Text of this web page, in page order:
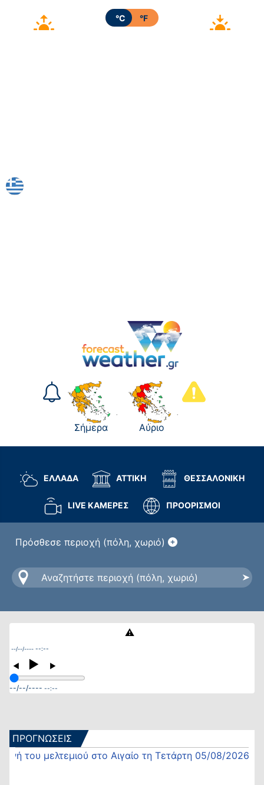
°C °F
Σήμερα Αύριο
ΕΛΛΑΔΑ ΑΤΤΙΚΗ ΘΕΣΣΑΛΟΝΙΚΗ
LIVE ΚΑΜΕΡΕΣ ΠΡΟΟΡΙΣΜΟΙ
Πρόσθεσε περιοχή (πόλη, χωριό)
⚠️
--/--/---- --:--
◀ ► ▶
--/--/---- --:--
ΠΡΟΓΝΩΣΕΙΣ